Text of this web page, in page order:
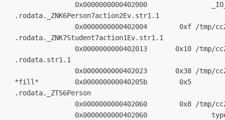
0x0000000000402000
.rodata._ZNK6Person7action2Ev.str1.1
0x0000000000402004        0xf /tmp/
.rodata._ZNK7Student7action1Ev.str1.1
0x0000000000402013       0x10 /tmp/
.rodata.str1.1
0x0000000000402023       0x38 /tmp/
*fill*         0x000000000040205b        0x5
.rodata._ZTS6Person
0x0000000000402060        0x8 /tmp/
0x0000000000402060